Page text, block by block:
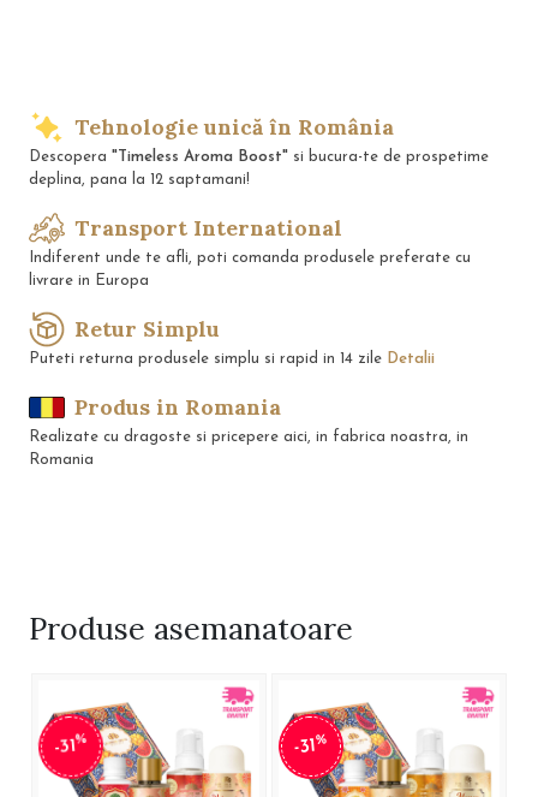
Tehnologie unică în România
Descopera "Timeless Aroma Boost" si bucura-te de prospetime
deplina, pana la 12 saptamani!
Transport International
Indiferent unde te afli, poti comanda produsele preferate cu
livrare in Europa
Retur Simplu
Puteti returna produsele simplu si rapid in 14 zile Detalii
Produs in Romania
Realizate cu dragoste si pricepere aici, in fabrica noastra, in
Romania
Produse asemanatoare
-31% -31%